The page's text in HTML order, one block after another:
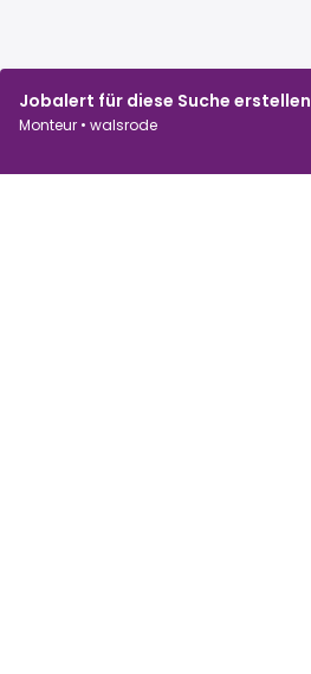
Jobalert für diese Suche erstellen
Monteur • walsrode